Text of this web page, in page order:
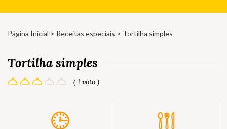
Página Inicial > Receitas especiais > Tortilha simples
Tortilha simples
( 1 voto )